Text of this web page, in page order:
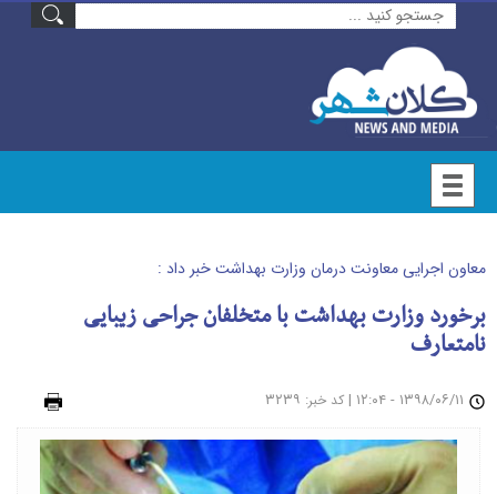
معاون اجرایی معاونت درمان وزارت بهداشت خبر داد :
برخورد وزارت بهداشت با متخلفان جراحی زیبایی
نامتعارف
| کد خبر: ۳۲۳۹